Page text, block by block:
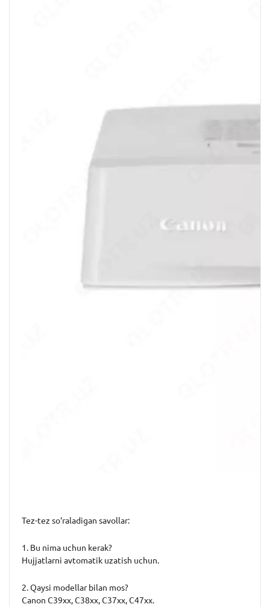
Tez-tez so‘raladigan savollar:
1. Bu nima uchun kerak?
Hujjatlarni avtomatik uzatish uchun.
2. Qaysi modellar bilan mos?
Canon C39xx, C38xx, C37xx, C47xx.